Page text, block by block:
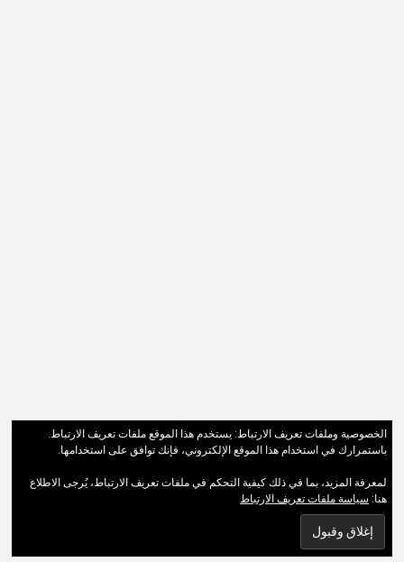
الخصوصية وملفات تعريف الارتباط: يستخدم هذا الموقع ملفات تعريف الارتباط.
باستمرارك في استخدام هذا الموقع الإلكتروني، فإنك توافق على استخدامها.
لمعرفة المزيد، بما في ذلك كيفية التحكم في ملفات تعريف الارتباط، يُرجى الاطلاع
هنا: سياسة ملفات تعريف الارتباط